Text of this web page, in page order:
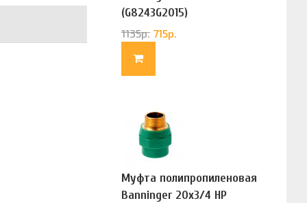
(G8243G2015)
1135р. 715р.
Муфта полипропиленовая
Banninger 20х3/4 НР